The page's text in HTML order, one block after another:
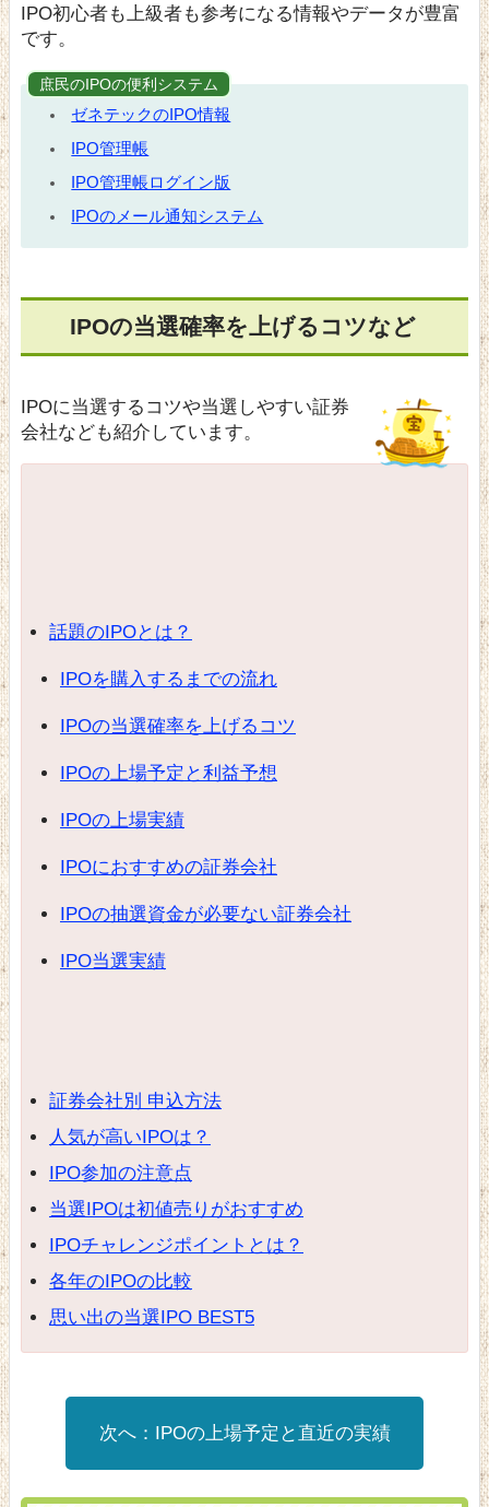
IPO初心者も上級者も参考になる情報やデータが豊富
です。
庶民のIPOの便利システム
ゼネテックのIPO情報
IPO管理帳
IPO管理帳ログイン版
IPOのメール通知システム
IPOの当選確率を上げるコツなど
IPOに当選するコツや当選しやすい証券
会社なども紹介しています。
話題のIPOとは？
IPOを購入するまでの流れ
IPOの当選確率を上げるコツ
IPOの上場予定と利益予想
IPOの上場実績
IPOにおすすめの証券会社
IPOの抽選資金が必要ない証券会社
IPO当選実績
証券会社別 申込方法
人気が高いIPOは？
IPO参加の注意点
当選IPOは初値売りがおすすめ
IPOチャレンジポイントとは？
各年のIPOの比較
思い出の当選IPO BEST5
IPOの上場予定と直近の実績